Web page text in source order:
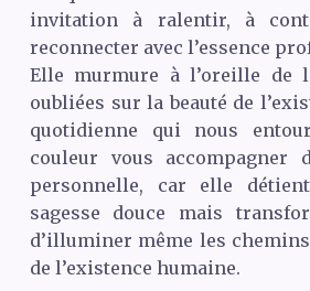
invitation à ralentir, à
reconnecter avec l’essence
Elle murmure à l’oreille de
oubliées sur la beauté de
quotidienne qui nous
couleur vous accompagner
personnelle, car elle
sagesse douce mais
d’illuminer même les
de l’existence humaine.